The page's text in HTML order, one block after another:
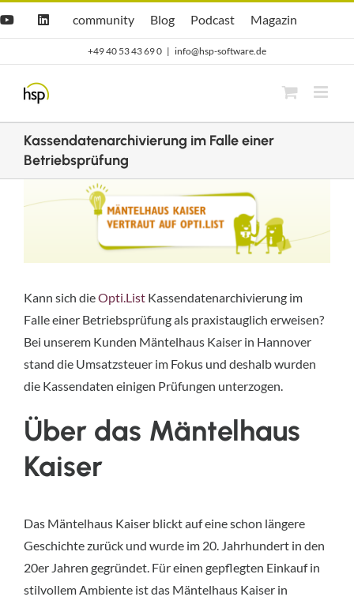
YouTubeLinkedIn
Hsp
community
community
hsp
Blog
Blog Opti.Cast
Podcast Opti.Mag
Magazin
+49 40 53 43 69 0 | info@hsp-software.de
Kassendatenarchivierung im Falle einer
Betriebsprüfung
grösseres
Kann sich dieOpti.List Kassendatenarchivierung im
Falle einer Betriebsprüfung als praxistauglich erweisen?
Bei unserem Kunden Mäntelhaus Kaiser in Hannover
stand die Umsatzsteuer im Fokus und deshalb wurden
die Kassendaten einigen Prüfungen unterzogen.
Über das Mäntelhaus
Kaiser
Das Mäntelhaus Kaiser blickt auf eine schon längere
Geschichte zurück und wurde im 20. Jahrhundert in den
20er Jahren gegründet. Für einen gepflegten Einkauf in
stilvollem Ambiente ist das Mäntelhaus Kaiser in